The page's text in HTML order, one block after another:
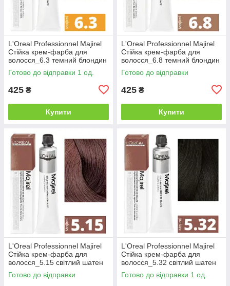
L'Oreal Professionnel Majirel
Стійка крем-фарба для
волосся_6.3 темний блондин
золотистий 50мл
Готово до відправки 1 од.
425 ₴
Купити
L'Oreal Professionnel Majirel
Стійка крем-фарба для
волосся_6.8 темний блондин
мокка 50мл
Готово до відправки
425 ₴
Купити
L'Oreal Professionnel Majirel
Стійка крем-фарба для
волосся_5.15 світлий шатен
попелястий махагоновий
50мл
Готово до відправки
L'Oreal Professionnel Majirel
Стійка крем-фарба для
волосся_5.32 світлий шатен
золотистий перламутровий
50мл
Готово до відправки 1 од.